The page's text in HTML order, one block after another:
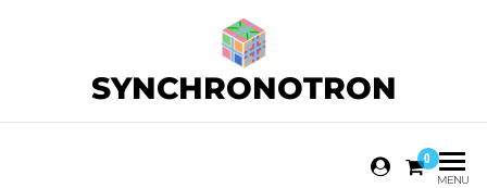
SYNCHRONOTRON
0
MENU